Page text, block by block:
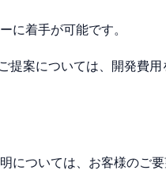
に着手が可能です。
提案については、開発費
については、お客様のご